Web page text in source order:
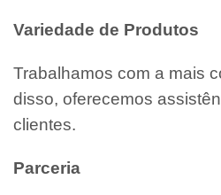
Variedade de Produtos
Trabalhamos com a mais
disso, oferecemos
clientes.
Parceria